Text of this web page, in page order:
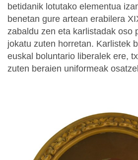
betidanik lotutako elementua
benetan gure artean erabilera
zabaldu zen eta karlistadak oso
jokatu zuten horretan. Karlistek
euskal boluntario liberalek ere,
zuten beraien uniformeak